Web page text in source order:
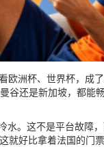
洲杯、世界杯，成
还是新加坡，都能
。这不是平台故障
好比拿着法国的门